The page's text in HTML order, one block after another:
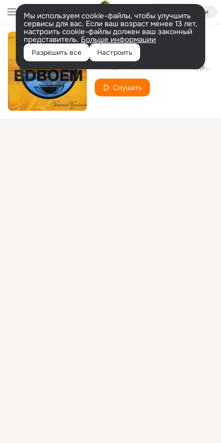
Войти
Мы используем cookie-файлы, чтобы улучшить
сервисы для вас. Если ваш возраст менее 13 лет,
настроить cookie-файлы должен ваш законный
представитель. Больше информации
Разрешить все Настроить
День рожденья
Денис Клявер
Слушать